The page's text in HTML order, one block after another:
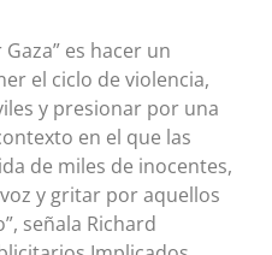
es hacer un
el ciclo de violencia,
y presionar por una
en el que las
de miles de inocentes,
y gritar por aquellos
señala Richard